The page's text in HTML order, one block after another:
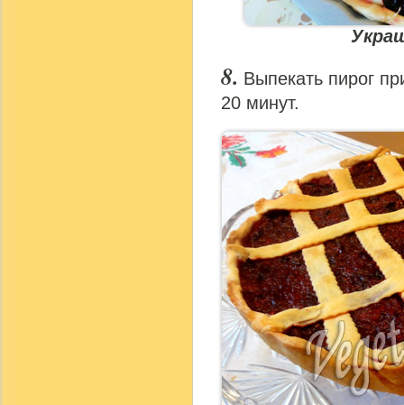
Выпекать пирог
20 минут.